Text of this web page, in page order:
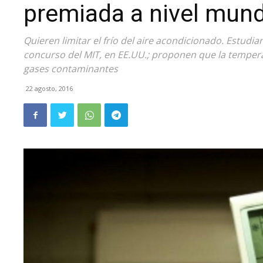
premiada a nivel
Quieren limitar el frío del aire acondicionado.
concurso del MIT, en EE.UU.; proponen que la
gases contaminantes
22 agosto, 2016